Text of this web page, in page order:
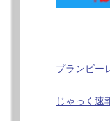
プランビー
じゃっく速